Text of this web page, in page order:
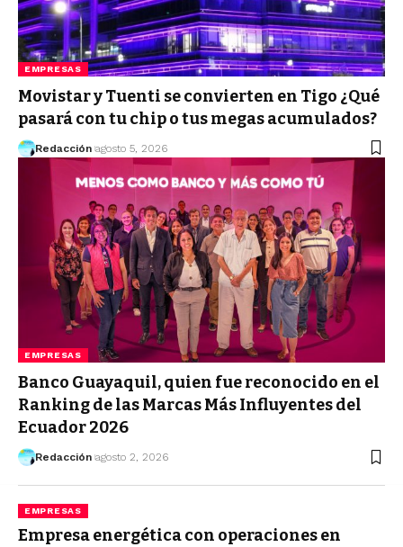
EMPRESAS
Movistar y Tuenti se convierten en Tigo ¿Qué
pasará con tu chip o tus megas acumulados?
Redacción agosto 5, 2026
EMPRESAS
Banco Guayaquil, quien fue reconocido en el
Ranking de las Marcas Más Influyentes del
Ecuador 2026
Redacción agosto 2, 2026
EMPRESAS
Empresa energética con operaciones en